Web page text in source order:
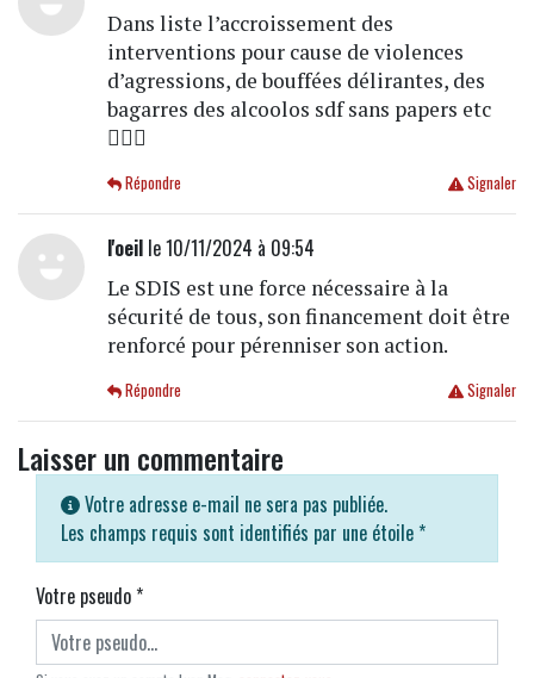
Dans liste l’accroissement des
interventions pour cause de violences
d’agressions, de bouffées délirantes, des
bagarres des alcoolos sdf sans papers etc
🤷🏻‍♀️
Signaler
Répondre
l'oeille 10/11/2024 à 09:54
Le SDIS est une force nécessaire à la
sécurité de tous, son financement doit être
renforcé pour pérenniser son action.
Signaler
Répondre
Laisser un commentaire
Votre adresse e-mail ne sera pas publiée.
Les champs requis sont identifiés par une étoile *
Votre pseudo*